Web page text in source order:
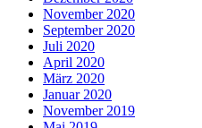
November 2020
September 2020
Juli 2020
April 2020
März 2020
Januar 2020
November 2019